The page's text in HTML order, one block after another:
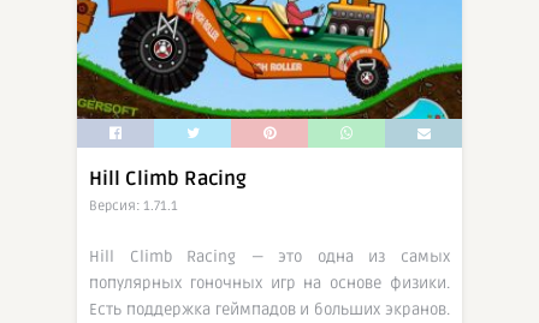
Hill Climb Racing
Версия: 1.71.1
Hill Climb Racing — это одна из самых
популярных гоночных игр на основе физики.
Есть поддержка геймпадов и больших экранов.